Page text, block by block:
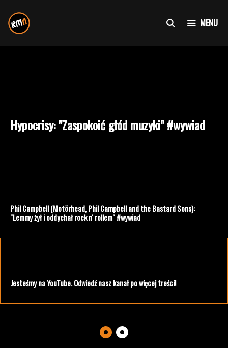
treści
MENU
Hypocrisy: "Zaspokoić głód muzyki" #wywiad
Phil Campbell (Motörhead, Phil Campbell and the Bastard Sons):
"Lemmy żył i oddychał rock n' rollem" #wywiad
Jesteśmy na YouTube. Odwiedź nasz kanał po więcej treści!